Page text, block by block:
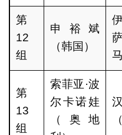
第
12
组
申裕斌
（韩国）
第
13
组
索菲亚·波
尔卡诺娃
（奥地